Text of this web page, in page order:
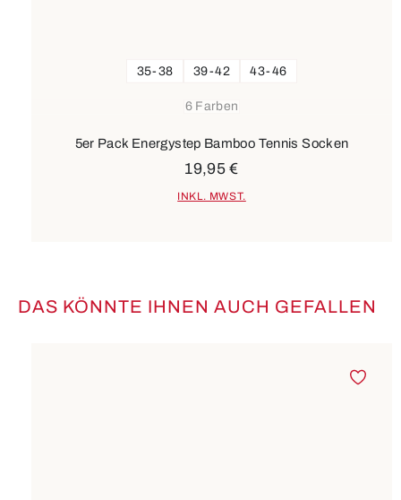
6 Farben
35-38 39-42 43-46
5er Pack Energystep Bamboo Tennis Socken
19,95 €
INKL. MWST.
Produktgalerie überspringen
DAS KÖNNTE IHNEN AUCH GEFALLEN